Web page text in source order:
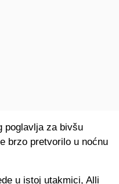
poglavlja za bivšu
brzo pretvorilo u noćnu
u istoj utakmici, Alli